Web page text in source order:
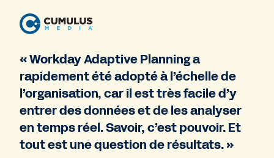
« Workday Adaptive Planning a
rapidement été adopté à l’échelle de
l’organisation, car il est très facile d’y
entrer des données et de les analyser
en temps réel. Savoir, c’est pouvoir. Et
tout est une question de résultats. »